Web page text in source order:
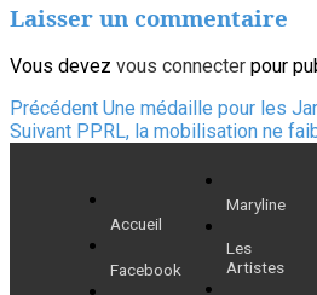
Laisser un commentaire
Vous devez vous connecter pour
Navigation
de
l’article
Précédent Article
précédent :
Une médaille pour les
Suivant Article
PPRL, la mobilisation ne
Accueil
Facebook
Maryline
Les
Artistes